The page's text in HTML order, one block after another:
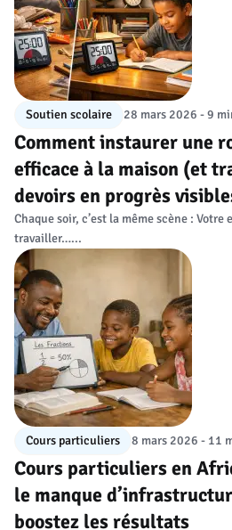
Soutien scolaire 28 mars 2026 - 9
Comment instaurer une
efficace à la maison (et
devoirs en progrès
Chaque soir, c’est la même scène :
travailler…...
Cours particuliers 8 mars 2026 - 11
Cours particuliers en
le manque
boostez les résultats